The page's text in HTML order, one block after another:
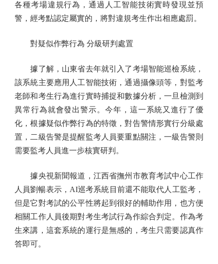
各種考場違規行為，通過人工智能技術實時發現並預
警，經考點認定屬實的，將對違規考生作出相應處罰。
對疑似作弊行為 分級研判處置
據了解，山東省去年就引入了考場智能巡檢系統，
該系統主要應用人工智能技術，通過攝像頭等，對監考
老師和考生行為進行實時捕捉和數據分析，一旦檢測到
異常行為就會發出警示。今年，這一系統又進行了優
化，根據疑似作弊行為的特徵，對告警情形實行分級處
置，二級告警是提醒監考人員要重點關注，一級告警則
需要監考人員進一步核實研判。
據央視新聞報道，江西省撫州市教育考試中心工作
人員劉暢表示，AI巡考系統目前還不能取代人工監考，
但是它對考試的公平性將起到很好的輔助作用，也方便
相關工作人員後期對考生考試行為作綜合判定。作為考
生來講，這套系統的運行是無感的，考生只需要認真作
答即可。